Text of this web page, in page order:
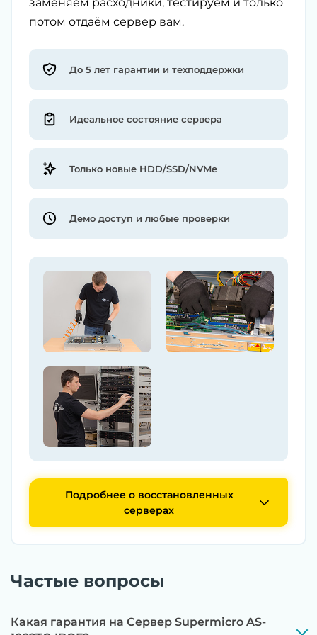
потом отдаём сервер вам.
До 5 лет гарантии и техподдержки
Идеальное состояние сервера
Только новые HDD/SSD/NVMe
Демо доступ и любые проверки
Подробнее о восстановленных
серверах
Частые вопросы
Какая гарантия на Сервер Supermicro AS-